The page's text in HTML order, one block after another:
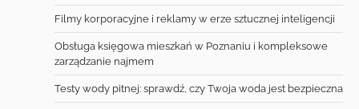
Filmy korporacyjne i reklamy w erze sztucznej inteligencji
Obsługa księgowa mieszkań w Poznaniu i kompleksowe
zarządzanie najmem
Testy wody pitnej: sprawdź, czy Twoja woda jest bezpieczna